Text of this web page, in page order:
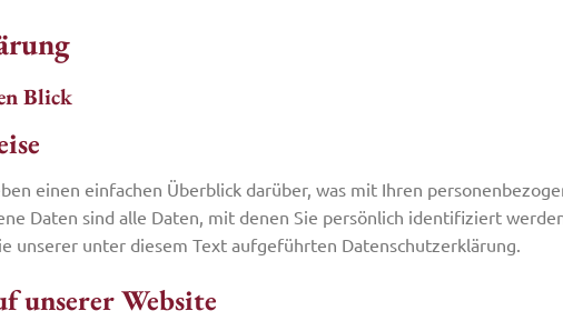
Blick
einen einfachen Überblick darüber, was mit Ihren
Daten sind alle Daten, mit denen Sie persönlich identifiziert
unserer unter diesem Text aufgeführten Datenschutzerklärung.
unserer Website